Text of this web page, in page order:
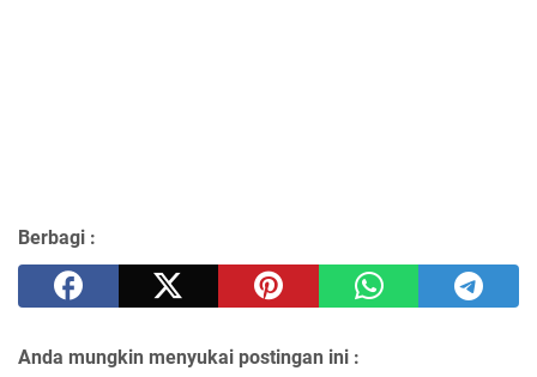
Berbagi :
Anda mungkin menyukai postingan ini :